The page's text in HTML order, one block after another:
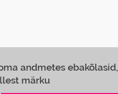
andmetes ebakõlasid,
märku